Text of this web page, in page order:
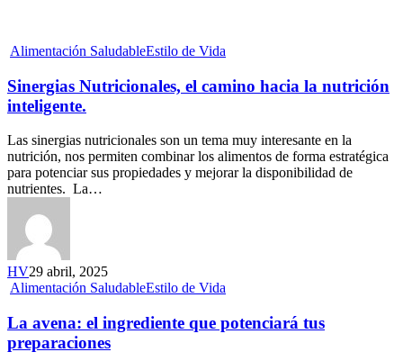
Alimentación SaludableEstilo de Vida
Sinergias Nutricionales, el camino hacia la nutrición
inteligente.
Las sinergias nutricionales son un tema muy interesante en la
nutrición, nos permiten combinar los alimentos de forma estratégica
para potenciar sus propiedades y mejorar la disponibilidad de
nutrientes. La…
HV29 abril, 2025
Alimentación SaludableEstilo de Vida
La avena: el ingrediente que potenciará tus
preparaciones